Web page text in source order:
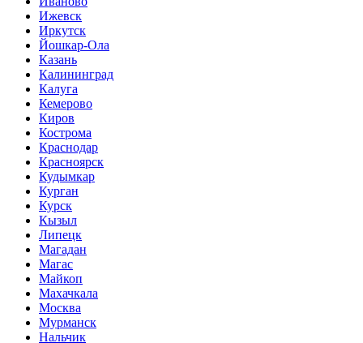
Ижевск
Иркутск
Йошкар-Ола
Казань
Калининград
Калуга
Кемерово
Киров
Кострома
Краснодар
Красноярск
Кудымкар
Курган
Курск
Кызыл
Липецк
Магадан
Магас
Майкоп
Махачкала
Москва
Мурманск
Нальчик